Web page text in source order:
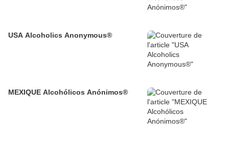
USA Alcoholics Anonymous®
MEXIQUE Alcohólicos Anónimos®